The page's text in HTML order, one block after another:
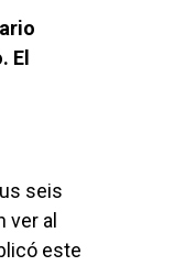
El
seis
ver al
este